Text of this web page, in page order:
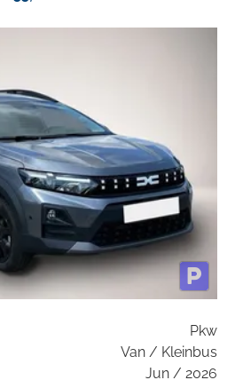
Pkw
Van / Kleinbus
Jun / 2026